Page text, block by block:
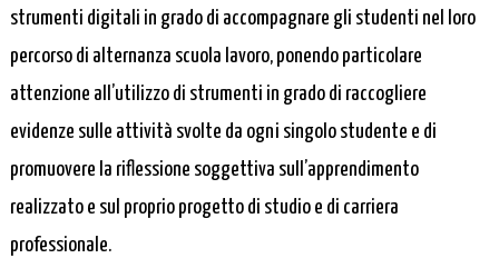
strumenti digitali in grado di accompagnare gli studenti nel loro
percorso di alternanza scuola lavoro, ponendo particolare
attenzione all’utilizzo di strumenti in grado di raccogliere
evidenze sulle attività svolte da ogni singolo studente e di
promuovere la riflessione soggettiva sull’apprendimento
realizzato e sul proprio progetto di studio e di carriera
professionale.